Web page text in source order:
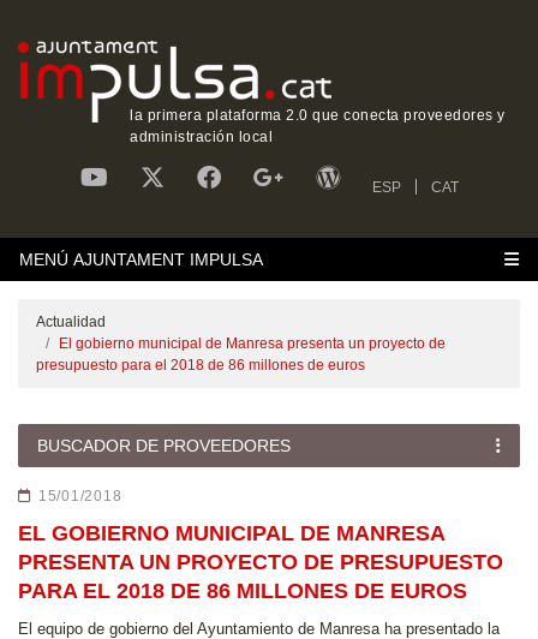
la primera plataforma 2.0 que conecta proveedores y
administración local
ESP CAT
MENÚ AJUNTAMENT IMPULSA
Actualidad
El gobierno municipal de Manresa presenta un proyecto de
presupuesto para el 2018 de 86 millones de euros
BUSCADOR DE PROVEEDORES
15/01/2018
EL GOBIERNO MUNICIPAL DE MANRESA
PRESENTA UN PROYECTO DE PRESUPUESTO
PARA EL 2018 DE 86 MILLONES DE EUROS
El equipo de gobierno del Ayuntamiento de Manresa ha presentado la